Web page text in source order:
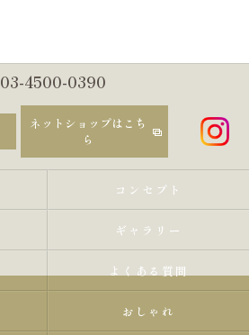
03-4500-0390
ネットショップはこち
ら
コンセプト
ギャラリー
よくある質問
おしゃれ